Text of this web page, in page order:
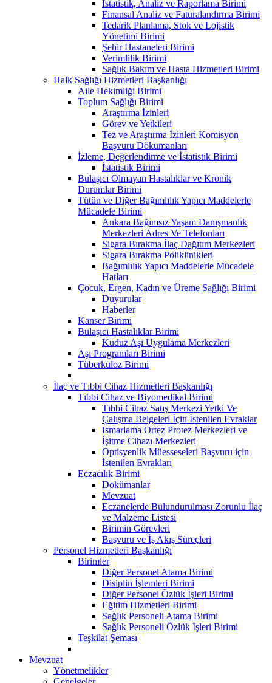
İstatistik, Analiz ve Raporlama Birimi
Finansal Analiz ve Faturalandırma Birimi
Tedarik Planlama, Stok ve Lojistik
Yönetimi Birimi
Şehir Hastaneleri Birimi
Verimlilik Birimi
Sağlık Bakım ve Hasta Hizmetleri Birimi
Halk Sağlığı Hizmetleri Başkanlığı
Aile Hekimliği Birimi
Toplum Sağlığı Birimi
Araştırma İzinleri
Görev ve Yetkileri
Tez ve Araştırma İzinleri Komisyon
Başvuru Dökümanları
İzleme, Değerlendirme ve İstatistik Birimi
İstatistik Birimi
Bulaşıcı Olmayan Hastalıklar ve Kronik
Durumlar Birimi
Tütün ve Diğer Bağımlılık Yapıcı Maddelerle
Mücadele Birimi
Ankara Bağımsız Yaşam Danışmanlık
Merkezleri Adres Ve Telefonları
Sigara Bırakma İlaç Dağıtım Merkezleri
Sigara Bırakma Poliklinikleri
Bağımlılık Yapıcı Maddelerle Mücadele
Hatları
Çocuk, Ergen, Kadın ve Üreme Sağlığı Birimi
Duyurular
Haberler
Kanser Birimi
Bulaşıcı Hastalıklar Birimi
Kuduz Aşı Uygulama Merkezleri
Aşı Programları Birimi
Tüberküloz Birimi
İlaç ve Tıbbi Cihaz Hizmetleri Başkanlığı
Tıbbi Cihaz ve Biyomedikal Birimi
Tıbbi Cihaz Satış Merkezi Yetki Ve
Çalışma Belgeleri İçin İstenilen Evraklar
Ismarlama Ortez Protez Merkezleri ve
İşitme Cihazı Merkezleri
Optisyenlik Müesseseleri Başvuru için
İstenilen Evrakları
Eczacılık Birimi
Dokümanlar
Mevzuat
Eczanelerde Bulundurulması Zorunlu İlaç
ve Malzeme Listesi
Birimin Görevleri
Başvuru ve İş Akış Süreçleri
Personel Hizmetleri Başkanlığı
Birimler
Diğer Personel Atama Birimi
Disiplin İşlemleri Birimi
Diğer Personel Özlük İşleri Birimi
Eğitim Hizmetleri Birimi
Sağlık Personeli Atama Birimi
Sağlık Personeli Özlük İşleri Birimi
Teşkilat Şeması
Mevzuat
Yönetmelikler